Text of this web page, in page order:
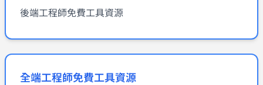
後端工程師免費工具資源
全端工程師免費工具資源